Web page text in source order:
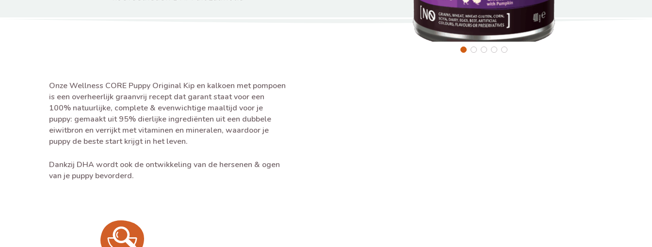
Onze Wellness CORE Puppy Original Kip en kalkoen met pompoen
is een overheerlijk graanvrij recept dat garant staat voor een
100% natuurlijke, complete & evenwichtige maaltijd voor je
puppy: gemaakt uit 95% dierlijke ingrediënten uit een dubbele
eiwitbron en verrijkt met vitaminen en mineralen, waardoor je
puppy de beste start krijgt in het leven.
Dankzij DHA wordt ook de ontwikkeling van de hersenen & ogen
van je puppy bevorderd.